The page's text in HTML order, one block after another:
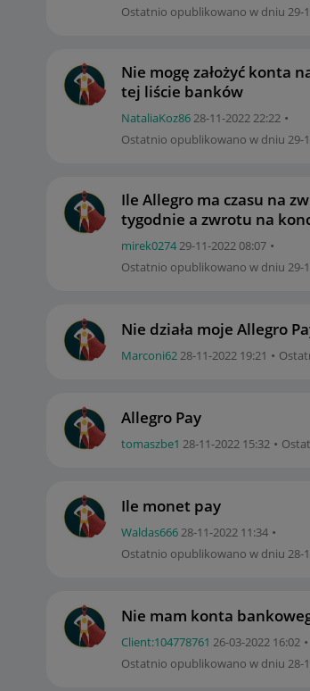
Ostatnio opublikowano w dniu ‎29-
Nie mogę założyć konta
tej liście banków
NataliaKoz86‎28-11-202222:22
Ostatnio opublikowano w dniu ‎29-
Ile Allegro ma czasu na
tygodnie a zwrotu na
mirek0274‎29-11-202208:07
Ostatnio opublikowano w dniu ‎29-
Nie działa moje Allegro
Marconi62‎28-11-2022 19:21
Allegro Pay
tomaszbe1 ‎28-11-2022 15:32
Ile monet pay
Waldas666‎28-11-2022 11:34
Ostatnio opublikowano w dniu ‎28-
Nie mam konta
Client:104778761 ‎26-03-2022 16:02
Ostatnio opublikowano w dniu ‎28-